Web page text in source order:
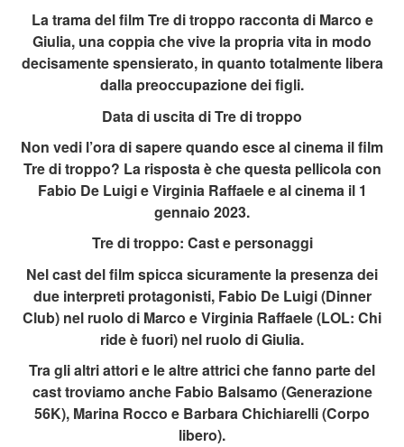
La trama del film Tre di troppo racconta di Marco e
Giulia, una coppia che vive la propria vita in modo
decisamente spensierato, in quanto totalmente libera
dalla preoccupazione dei figli.
Data di uscita di Tre di troppo
Non vedi l’ora di sapere quando esce al cinema il film
Tre di troppo? La risposta è che questa pellicola con
Fabio De Luigi e Virginia Raffaele e al cinema il 1
gennaio 2023.
Tre di troppo: Cast e personaggi
Nel cast del film spicca sicuramente la presenza dei
due interpreti protagonisti, Fabio De Luigi (Dinner
Club) nel ruolo di Marco e Virginia Raffaele (LOL: Chi
ride è fuori) nel ruolo di Giulia.
Tra gli altri attori e le altre attrici che fanno parte del
cast troviamo anche Fabio Balsamo (Generazione
56K), Marina Rocco e Barbara Chichiarelli (Corpo
libero).